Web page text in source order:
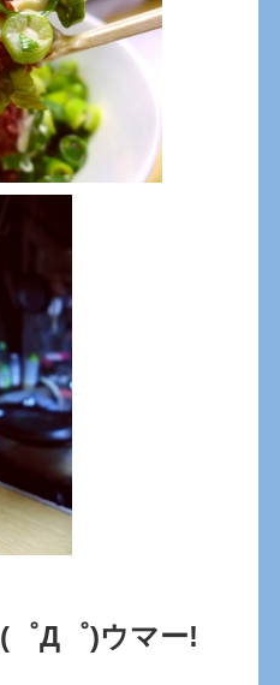
(゜Д゜)ウマー!